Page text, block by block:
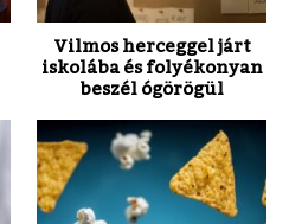
Vilmos herceggel járt
iskolába és folyékonyan
beszél ógörögül